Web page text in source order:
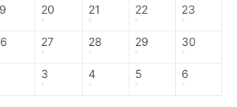
20 21 22 23
27 28 29 30
3 4 5 6